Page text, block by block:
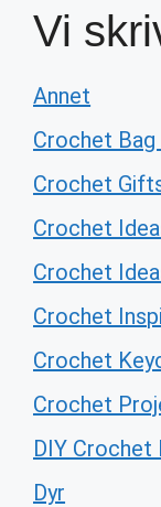
Vi
Annet
Crochet Bag
Crochet
Crochet
Crochet
Crochet
Crochet
Crochet
DIY
Dyr